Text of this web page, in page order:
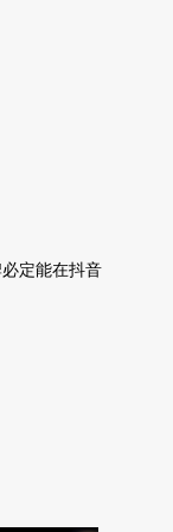
定能在抖音